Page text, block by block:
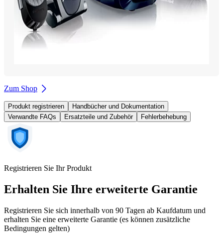
Zum Shop
Produkt registrieren
Handbücher und Dokumentation
Verwandte FAQs
Ersatzteile und Zubehör Fehlerbehebung
Registrieren Sie Ihr Produkt
Erhalten Sie Ihre erweiterte Garantie
Registrieren Sie sich innerhalb von 90 Tagen ab Kaufdatum und
erhalten Sie eine erweiterte Garantie (es können zusätzliche
Bedingungen gelten)